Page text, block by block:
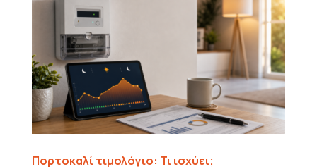
Πορτοκαλί τιμολόγιο: Τι ισχύει;